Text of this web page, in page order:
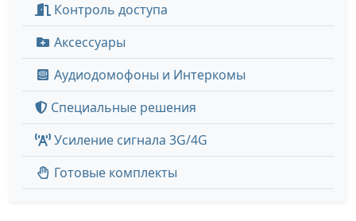
Контроль доступа
Аксессуары
Аудиодомофоны и Интеркомы
Специальные решения
Усиление сигнала 3G/4G
Готовые комплекты